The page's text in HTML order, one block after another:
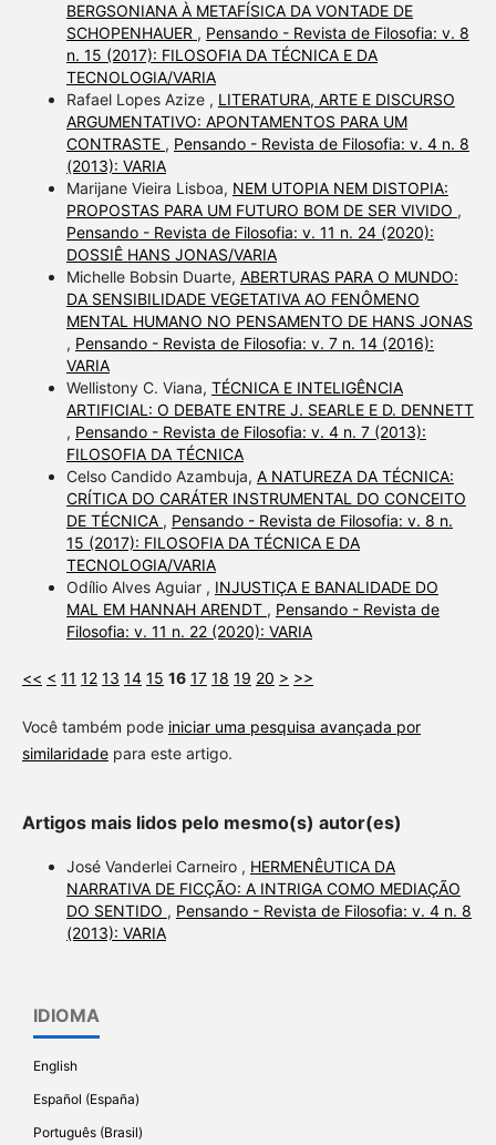
BERGSONIANA À METAFÍSICA DA VONTADE DE
SCHOPENHAUER , Pensando - Revista de Filosofia: v. 8
n. 15 (2017): FILOSOFIA DA TÉCNICA E DA
TECNOLOGIA/VARIA
Rafael Lopes Azize , LITERATURA, ARTE E DISCURSO
ARGUMENTATIVO: APONTAMENTOS PARA UM
CONTRASTE , Pensando - Revista de Filosofia: v. 4 n. 8
(2013): VARIA
Marijane Vieira Lisboa, NEM UTOPIA NEM DISTOPIA:
PROPOSTAS PARA UM FUTURO BOM DE SER VIVIDO ,
Pensando - Revista de Filosofia: v. 11 n. 24 (2020):
DOSSIÊ HANS JONAS/VARIA
Michelle Bobsin Duarte, ABERTURAS PARA O MUNDO:
DA SENSIBILIDADE VEGETATIVA AO FENÔMENO
MENTAL HUMANO NO PENSAMENTO DE HANS JONAS
, Pensando - Revista de Filosofia: v. 7 n. 14 (2016):
VARIA
Wellistony C. Viana, TÉCNICA E INTELIGÊNCIA
ARTIFICIAL: O DEBATE ENTRE J. SEARLE E D. DENNETT
, Pensando - Revista de Filosofia: v. 4 n. 7 (2013):
FILOSOFIA DA TÉCNICA
Celso Candido Azambuja, A NATUREZA DA TÉCNICA:
CRÍTICA DO CARÁTER INSTRUMENTAL DO CONCEITO
DE TÉCNICA , Pensando - Revista de Filosofia: v. 8 n.
15 (2017): FILOSOFIA DA TÉCNICA E DA
TECNOLOGIA/VARIA
Odílio Alves Aguiar , INJUSTIÇA E BANALIDADE DO
MAL EM HANNAH ARENDT , Pensando - Revista de
Filosofia: v. 11 n. 22 (2020): VARIA
<< < 11 12 13 14 15 16 17 18 19 20 > >>
Você também pode iniciar uma pesquisa avançada por
similaridadepara este artigo.
Artigos mais lidos pelo mesmo(s) autor(es)
José Vanderlei Carneiro , HERMENÊUTICA DA
NARRATIVA DE FICÇÃO: A INTRIGA COMO MEDIAÇÃO
DO SENTIDO , Pensando - Revista de Filosofia: v. 4 n. 8
(2013): VARIA
IDIOMA
English
Español (España)
Português (Brasil)